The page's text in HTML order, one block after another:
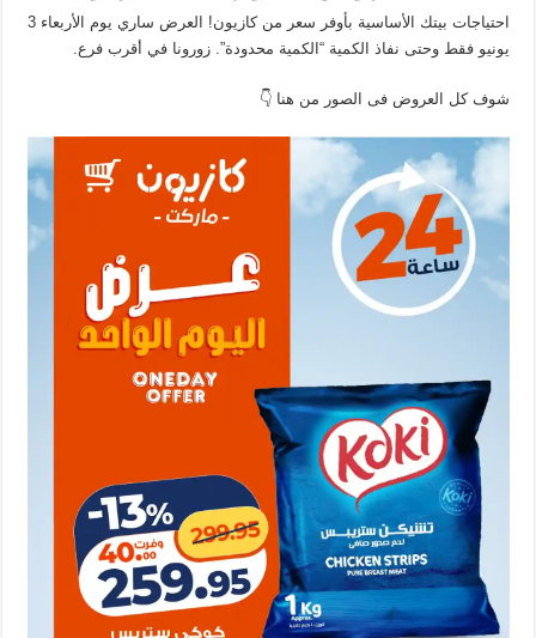
احتياجات بيتك الأساسية بأوفر سعر من كازيون! العرض ساري يوم الأربعاء 3
يونيو فقط وحتى نفاذ الكمية “الكمية محدودة”. زورونا في أقرب فرع.
شوف كل العروض فى الصور من هنا 👇